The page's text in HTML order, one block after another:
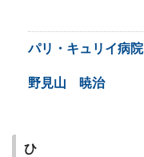
パリ・キュリイ病院
野見山 暁治
ひ